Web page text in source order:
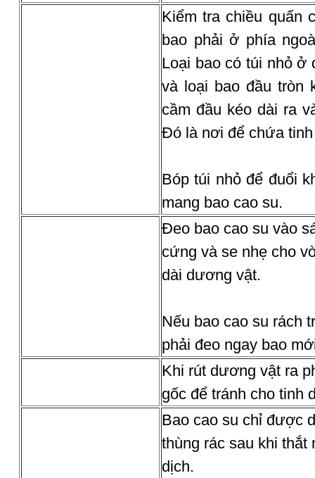
Kiểm tra chiều quấn
bao phải ở phía
Loại bao có túi nhỏ ở
và loại bao đầu tròn
cầm đầu kéo dài ra
Đó là nơi để chứa
Bóp túi nhỏ để đuổi
mang bao cao su.
Đeo bao cao su vào
cứng và se nhẹ cho
dài dương vật.
Nếu bao cao su rách
phải đeo ngay bao
Khi rút dương vật ra
gốc để tránh cho tinh
Bao cao su chỉ được
thùng rác sau khi thắt
dịch.